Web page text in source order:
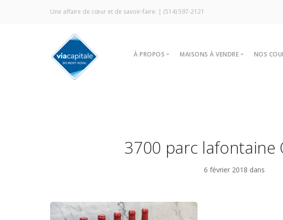
Une affaire de cœur et de savoir-faire. | (514) 597-2121
À PROPOS
Commercial
Prestige MLS
MAISONS À VENDRE NOS
3700 parc lafontaine
6 février 2018 dans